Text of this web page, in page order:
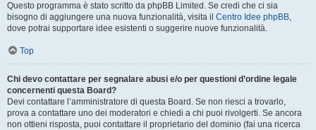
Questo programma è stato scritto da phpBB Limited. Se credi che ci sia
bisogno di aggiungere una nuova funzionalità, visita il Centro Idee phpBB,
dove potrai supportare idee esistenti o suggerire nuove funzionalità.
Top
Chi devo contattare per segnalare abusi e/o per questioni d’ordine legale
concernenti questa Board?
Devi contattare l’amministratore di questa Board. Se non riesci a trovarlo,
prova a contattare uno dei moderatori e chiedi a chi puoi rivolgerti. Se ancora
non ottieni risposta, puoi contattare il proprietario del dominio (fai una ricerca